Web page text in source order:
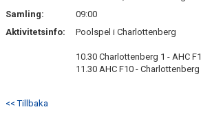
Samling:
09:00
Aktivitetsinfo:
Poolspel i Charlottenberg
10.30 Charlottenberg 1 - AHC
11.30 AHC F10 - Charlottenberg
<< Tillbaka